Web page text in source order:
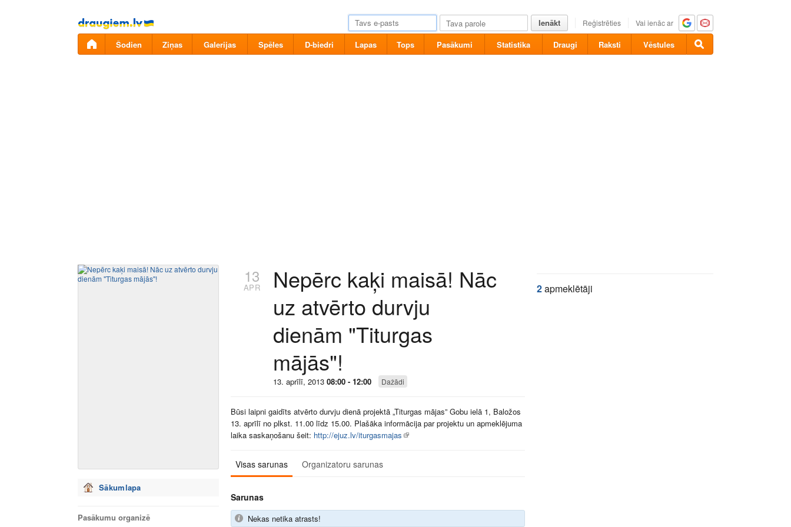
Pāriet
uz
saturu
Ienākt Reģistrēties Vai ienāc ar
Šodien Ziņas Galerijas Spēles D-biedri Lapas Tops Pasākumi Statistika Draugi Raksti Vēstules
Sākumlapa
Pasākumu organizē
13
APR
Nepērc kaķi maisā! Nāc
uz atvērto durvju
dienām "Titurgas
mājās"!
13. aprīlī, 2013 08:00 - 12:00 Dažādi
Būsi laipni gaidīts atvērto durvju dienā projektā „Titurgas mājas” Gobu ielā 1, Baložos
13. aprīlī no plkst. 11.00 līdz 15.00. Plašāka informācija par projektu un apmeklējuma
laika saskaņošanu šeit: http://ejuz.lv/iturgasmajas
Visas sarunas Organizatoru sarunas
Sarunas
Nekas netika atrasts!
2apmeklētāji